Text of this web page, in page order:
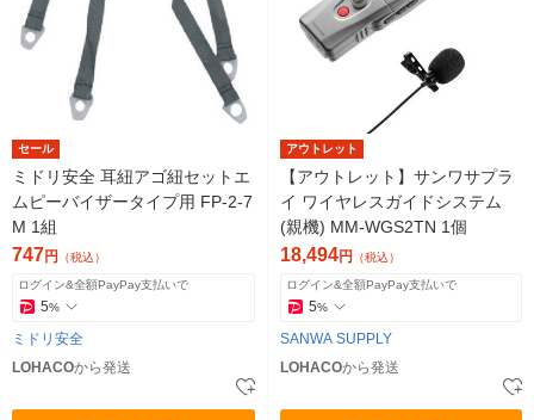
セール
ミドリ安全 耳紐アゴ紐セットエ
ムピーバイザータイプ用 FP-2-7
M 1組
747円 （税込）
ログイン&全額PayPay支払いで
5%
ミドリ安全
LOHACOから発送
アウトレット
【アウトレット】サンワサプラ
イ ワイヤレスガイドシステム
(親機) MM-WGS2TN 1個
18,494円 （税込）
ログイン&全額PayPay支払いで
5%
SANWA SUPPLY
LOHACOから発送